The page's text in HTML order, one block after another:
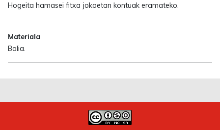
Hogeita hamasei fitxa jokoetan kontuak eramateko.
Materiala
Bolia.